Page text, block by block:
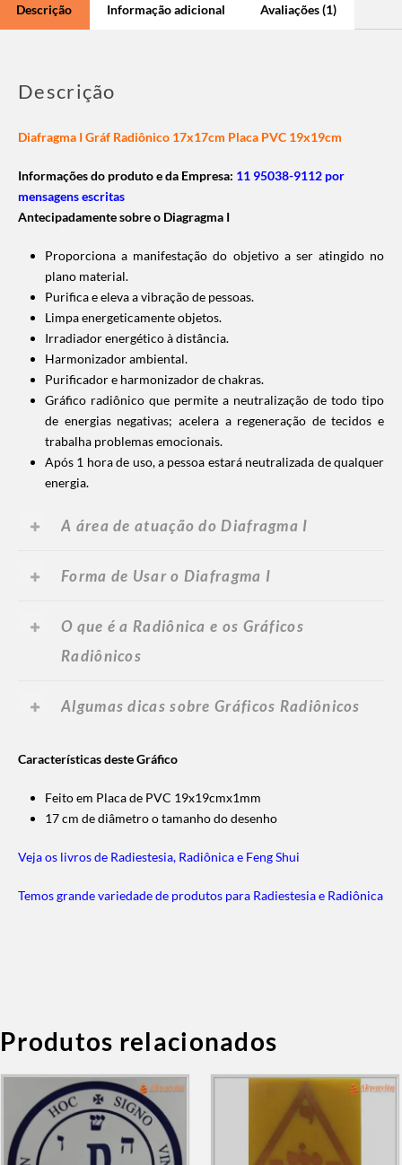
Descrição Informação adicional Avaliações (1)
Descrição
Diafragma I Gráf Radiônico 17x17cm Placa PVC 19x19cm
Informações do produto e da Empresa: 11 95038-9112 por
mensagens escritas
Antecipadamente sobre o Diagragma I
Proporciona a manifestação do objetivo a ser atingido no
plano material.
Purifica e eleva a vibração de pessoas.
Limpa energeticamente objetos.
Irradiador energético à distância.
Harmonizador ambiental.
Purificador e harmonizador de chakras.
Gráfico radiônico que permite a neutralização de todo tipo
de energias negativas; acelera a regeneração de tecidos e
trabalha problemas emocionais.
Após 1 hora de uso, a pessoa estará neutralizada de qualquer
energia.
A área de atuação do Diafragma I
Forma de Usar o Diafragma I
O que é a Radiônica e os Gráficos
Radiônicos
Algumas dicas sobre Gráficos Radiônicos
Características deste Gráfico
Feito em Placa de PVC 19x19cmx1mm
17 cm de diâmetro o tamanho do desenho
Veja os livros de Radiestesia, Radiônica e Feng Shui
Temos grande variedade de produtos para Radiestesia e Radiônica
Produtos relacionados